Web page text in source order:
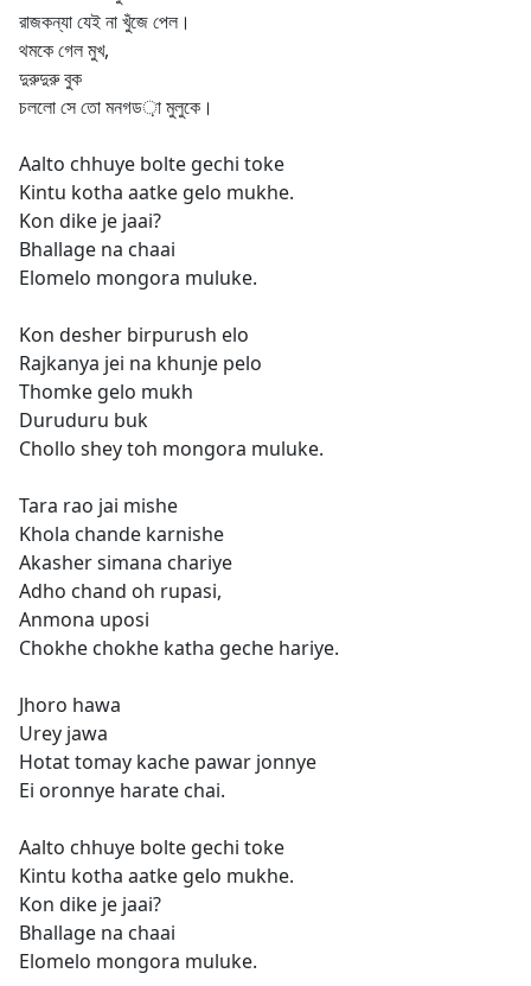
রাজকন্যা যেই না খুঁজে পেল।
থমকে গেল মুখ,
দুরুদুরু বুক
চললো সে তো মনগড়া মুলুকে।
Aalto chhuye bolte gechi toke
Kintu kotha aatke gelo mukhe.
Kon dike je jaai?
Bhallage na chaai
Elomelo mongora muluke.
Kon desher birpurush elo
Rajkanya jei na khunje pelo
Thomke gelo mukh
Duruduru buk
Chollo shey toh mongora muluke.
Tara rao jai mishe
Khola chande karnishe
Akasher simana chariye
Adho chand oh rupasi,
Anmona uposi
Chokhe chokhe katha geche hariye.
Jhoro hawa
Urey jawa
Hotat tomay kache pawar jonnye
Ei oronnye harate chai.
Aalto chhuye bolte gechi toke
Kintu kotha aatke gelo mukhe.
Kon dike je jaai?
Bhallage na chaai
Elomelo mongora muluke.